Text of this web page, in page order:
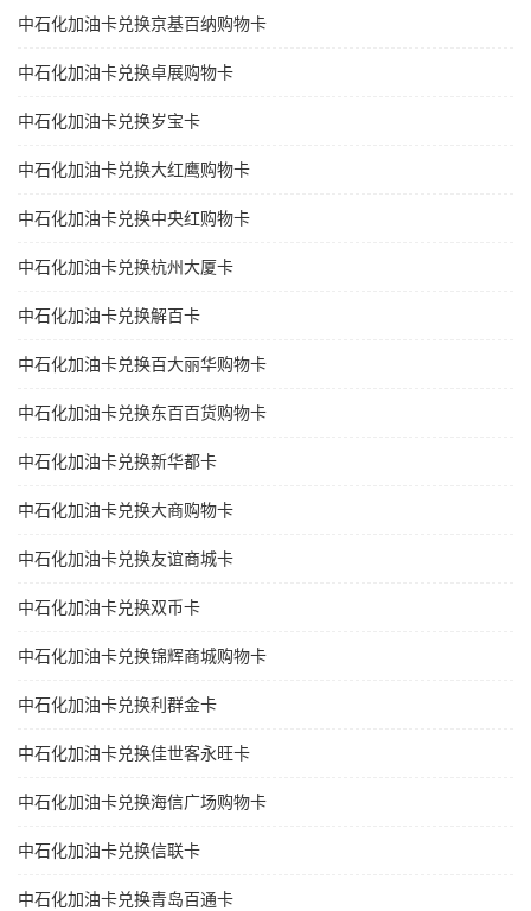
中石化加油卡兑换京基百纳购物卡
中石化加油卡兑换卓展购物卡
中石化加油卡兑换岁宝卡
中石化加油卡兑换大红鹰购物卡
中石化加油卡兑换中央红购物卡
中石化加油卡兑换杭州大厦卡
中石化加油卡兑换解百卡
中石化加油卡兑换百大丽华购物卡
中石化加油卡兑换东百百货购物卡
中石化加油卡兑换新华都卡
中石化加油卡兑换大商购物卡
中石化加油卡兑换友谊商城卡
中石化加油卡兑换双币卡
中石化加油卡兑换锦辉商城购物卡
中石化加油卡兑换利群金卡
中石化加油卡兑换佳世客永旺卡
中石化加油卡兑换海信广场购物卡
中石化加油卡兑换信联卡
中石化加油卡兑换青岛百通卡